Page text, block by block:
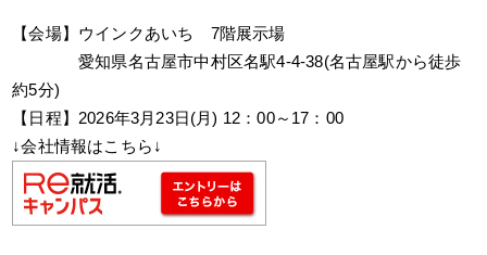
【会場】ウインクあいち 7階展示場
詳細住所愛知県名古屋市中村区名駅4-4-38(名古屋駅から徒歩
約5分)
【日程】2026年3月23日(月) 12：00～17：00
↓会社情報はこちら↓